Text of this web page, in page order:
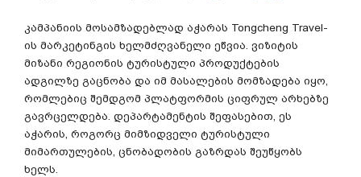
კამპანიის მოსამზადებლად აჭარას Tongcheng Travel-
ის მარკეტინგის ხელმძღვანელი ეწვია. ვიზიტის
მიზანი რეგიონის ტურისტული პროდუქტების
ადგილზე გაცნობა და იმ მასალების მომზადება იყო,
რომლებიც შემდგომ პლატფორმის ციფრულ არხებზე
გავრცელდება. დეპარტამენტის შეფასებით, ეს
აჭარის, როგორც მიმზიდველი ტურისტული
მიმართულების, ცნობადობის გაზრდას შეუწყობს
ხელს.